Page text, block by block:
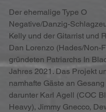
Der ehemalige Type O
Negative/Danzig-
Kelly und der Gitarrist und
Dan Lorenzo (Hades/Non-
gründeten Patriarchs In
Jahres 2021. Das Projekt
namhafte Gäste an
darunter Karl Agell (COC
Heavy), Jimmy Gnecco,